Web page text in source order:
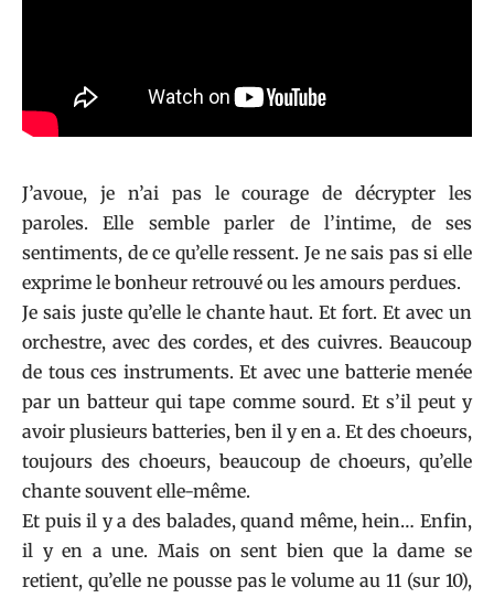
J’avoue, je n’ai pas le courage de décrypter les
paroles. Elle semble parler de l’intime, de ses
sentiments, de ce qu’elle ressent. Je ne sais pas si elle
exprime le bonheur retrouvé ou les amours perdues.
Je sais juste qu’elle le chante haut. Et fort. Et avec un
orchestre, avec des cordes, et des cuivres. Beaucoup
de tous ces instruments. Et avec une batterie menée
par un batteur qui tape comme sourd. Et s’il peut y
avoir plusieurs batteries, ben il y en a. Et des choeurs,
toujours des choeurs, beaucoup de choeurs, qu’elle
chante souvent elle-même.
Et puis il y a des balades, quand même, hein… Enfin,
il y en a une. Mais on sent bien que la dame se
retient, qu’elle ne pousse pas le volume au 11 (sur 10),